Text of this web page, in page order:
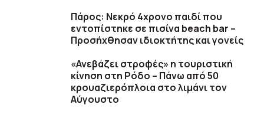
Πάρος: Νεκρό 4χρονο παιδί που
εντοπίστηκε σε πισίνα beach bar –
Προσήχθησαν ιδιοκτήτης και γονείς
«Ανεβάζει στροφές» η τουριστική
κίνηση στη Ρόδο – Πάνω από 50
κρουαζιερόπλοια στο λιμάνι τον
Αύγουστο